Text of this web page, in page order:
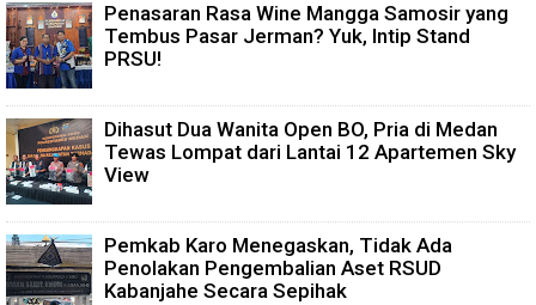
Penasaran Rasa Wine Mangga Samosir yang
Tembus Pasar Jerman? Yuk, Intip Stand
PRSU!
Dihasut Dua Wanita Open BO, Pria di Medan
Tewas Lompat dari Lantai 12 Apartemen Sky
View
Pemkab Karo Menegaskan, Tidak Ada
Penolakan Pengembalian Aset RSUD
Kabanjahe Secara Sepihak